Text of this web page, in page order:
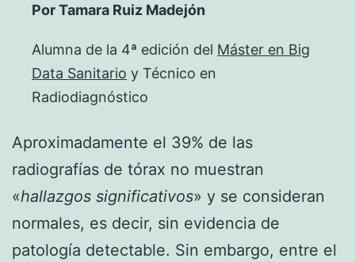
Por Tamara Ruiz Madejón
Alumna de la 4ª edición del Máster en Big
Data Sanitario y Técnico en
Radiodiagnóstico
Aproximadamente el 39% de las
radiografías de tórax no muestran
«hallazgos significativos» y se consideran
normales, es decir, sin evidencia de
patología detectable. Sin embargo, entre el